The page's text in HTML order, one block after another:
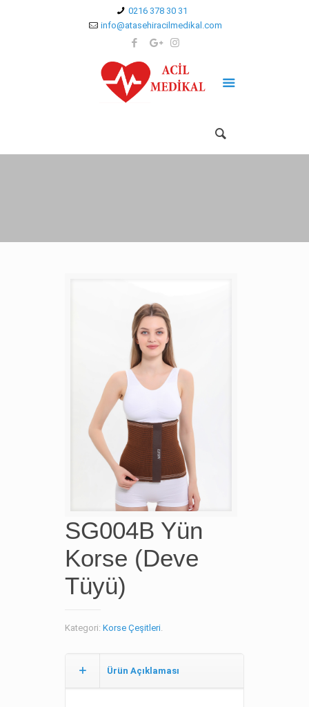
0216 378 30 31
info@atasehiracilmedikal.com
SG004B Yün
Korse (Deve
Tüyü)
Kategori: Korse Çeşitleri.
Ürün Açıklaması